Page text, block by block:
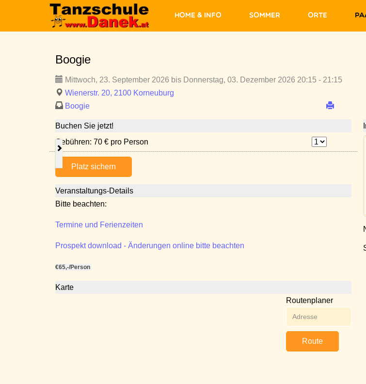
Home & Info Sommer Orte
Boogie
Mittwoch, 23. September 2026 bis Donnerstag, 03. Dezember 2026 20:15 - 21:15
Wienerstr. 20, 2100 Korneuburg
Boogie
Buchen Sie jetzt!
Gebühren: 70 € pro Person
Platz sichern
Veranstaltungs-Details
Bitte beachten:
Termine und Ferienzeiten
Prospekt download - Änderungen online bitte beachten
€65,-/Person
Karte
Routenplaner
Route